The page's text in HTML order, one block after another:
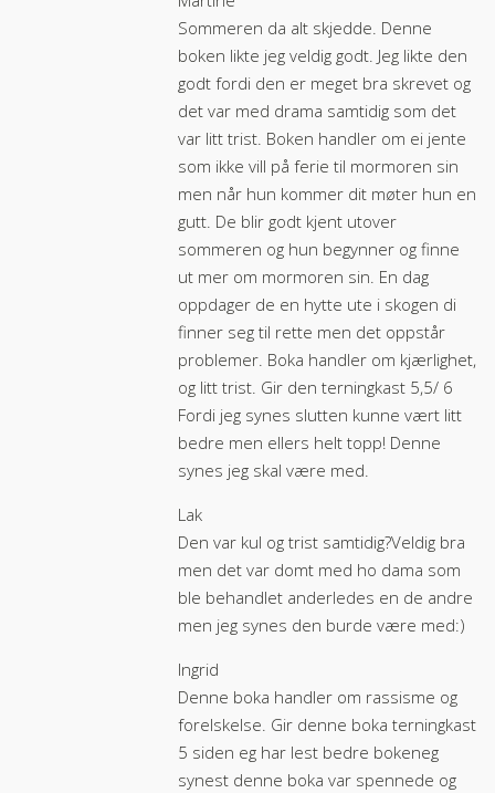
Sommeren da alt skjedde. Denne
boken likte jeg veldig godt. Jeg likte den
godt fordi den er meget bra skrevet og
det var med drama samtidig som det
var litt trist. Boken handler om ei jente
som ikke vill på ferie til mormoren sin
men når hun kommer dit møter hun en
gutt. De blir godt kjent utover
sommeren og hun begynner og finne
ut mer om mormoren sin. En dag
oppdager de en hytte ute i skogen di
finner seg til rette men det oppstår
problemer. Boka handler om kjærlighet,
og litt trist. Gir den terningkast 5,5/ 6
Fordi jeg synes slutten kunne vært litt
bedre men ellers helt topp! Denne
synes jeg skal være med.
Lak
Den var kul og trist samtidig?Veldig bra
men det var domt med ho dama som
ble behandlet anderledes en de andre
men jeg synes den burde være med:)
Ingrid
Denne boka handler om rassisme og
forelskelse. Gir denne boka terningkast
5 siden eg har lest bedre bokeneg
synest denne boka var spennede og